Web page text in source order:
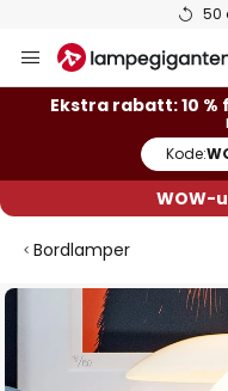
50
Hopp
til
innhold
Ekstra rabatt: 10 %
Kode:
WOW-
Bordlamper
Gå